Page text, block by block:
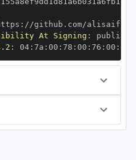
:
At Signing :
: 04: 7a : 00 : 78 : 00 : 76 : 00 : dd